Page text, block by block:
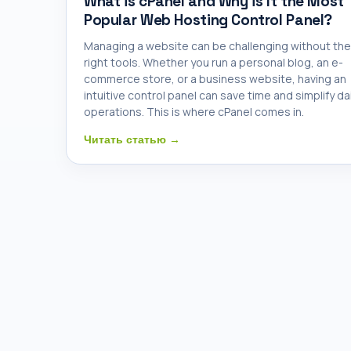
Popular Web Hosting Control Panel?
Managing a website can be challenging without the
right tools. Whether you run a personal blog, an e-
commerce store, or a business website, having an
intuitive control panel can save time and simplify
operations. This is where cPanel comes in.
Читать статью →